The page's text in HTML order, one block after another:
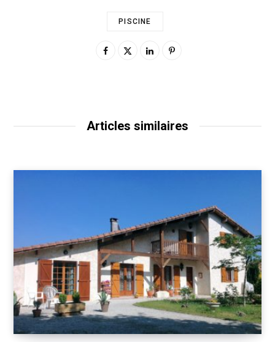
PISCINE
Articles similaires